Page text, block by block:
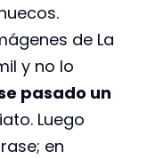
de La
y no lo
pasado un
Luego
en